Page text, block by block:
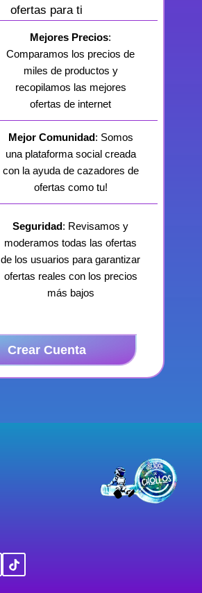
ofertas para ti
Mejores Precios:
Comparamos los precios de
miles de productos y
recopilamos las mejores
ofertas de internet
Mejor Comunidad: Somos
una plataforma social creada
con la ayuda de cazadores de
ofertas como tu!
Seguridad: Revisamos y
moderamos todas las ofertas
de los usuarios para garantizar
ofertas reales con los precios
más bajos
Crear Cuenta